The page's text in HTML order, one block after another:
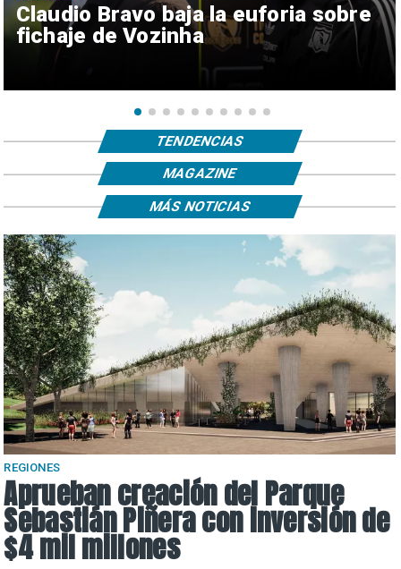
Claudio Bravo baja la euforia sobre
fichaje de Vozinha
TENDENCIAS
MAGAZINE
REGIONES
Aprueban creación del Parque
Sebastián Piñera con inversión de
$4 mil millones
MÁS NOTICIAS